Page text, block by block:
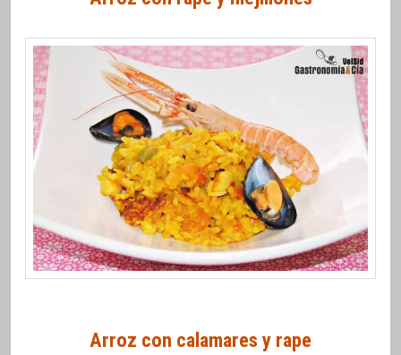
Arroz con calamares y rape